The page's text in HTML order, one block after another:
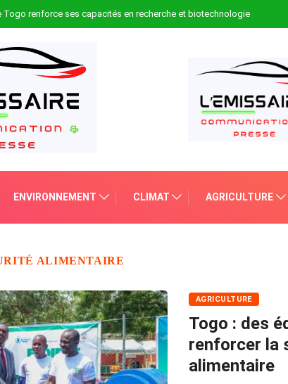
Togo renforce ses capacités en recherche et biotechnologie
ENVIRONNEMENT CLIMAT AGRICULTURE
ALIMENTAIRE
AGRICULTURE
Togo : des
renforcer la
alimentaire